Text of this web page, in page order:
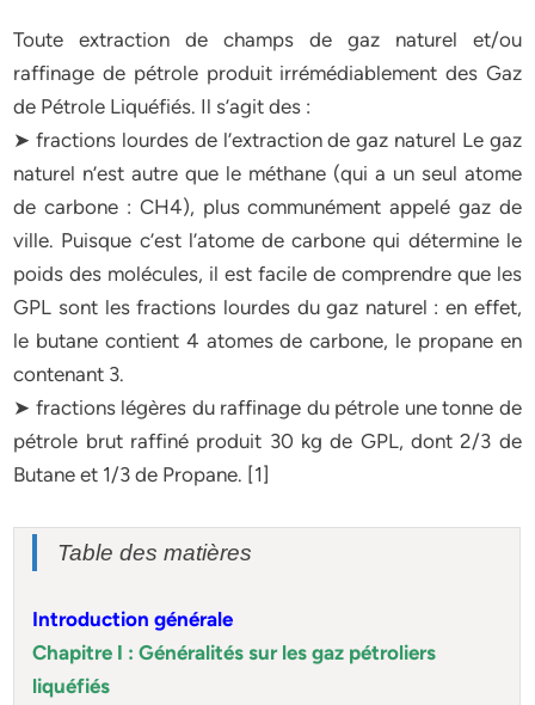
Toute extraction de champs de gaz naturel et/ou
raffinage de pétrole produit irrémédiablement des Gaz
de Pétrole Liquéfiés. Il s’agit des :
➤ fractions lourdes de l’extraction de gaz naturel Le gaz
naturel n’est autre que le méthane (qui a un seul atome
de carbone : CH4), plus communément appelé gaz de
ville. Puisque c’est l’atome de carbone qui détermine le
poids des molécules, il est facile de comprendre que les
GPL sont les fractions lourdes du gaz naturel : en effet,
le butane contient 4 atomes de carbone, le propane en
contenant 3.
➤ fractions légères du raffinage du pétrole une tonne de
pétrole brut raffiné produit 30 kg de GPL, dont 2/3 de
Butane et 1/3 de Propane. [1]
Table des matières
Introduction générale
Chapitre І : Généralités sur les gaz pétroliers
liquéfiés